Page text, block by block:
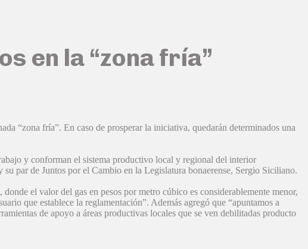
en la “zona fría”
“zona fría”. En caso de prosperar la iniciativa, quedarán determinados una
y conforman el sistema productivo local y regional del interior
par de Juntos por el Cambio en la Legislatura bonaerense, Sergio Siciliano.
el valor del gas en pesos por metro cúbico es considerablemente menor,
que establece la reglamentación”. Además agregó que “apuntamos a
de apoyo a áreas productivas locales que se ven debilitadas producto